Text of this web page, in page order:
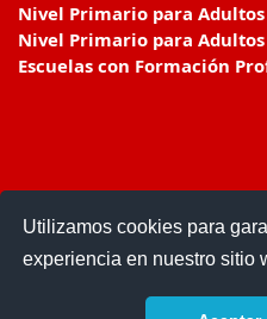
Utilizamos cookies para
experiencia en nuestro sitio
Nivel Primario para Adultos
Nivel Primario para Adultos
Escuelas con Formación